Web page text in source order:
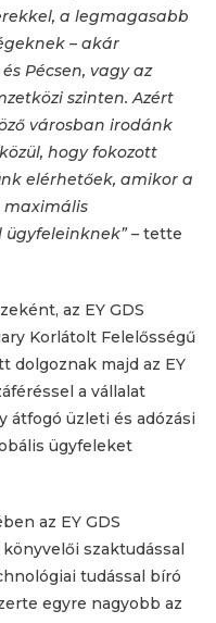
a legmagasabb
– akár
Pécsen, vagy az
szinten. Azért
városban irodánk
hogy fokozott
elérhetőek, amikor a
maximális
– tette
az EY GDS
Korlátolt Felelősségű
dolgoznak majd az EY
a vállalat
átfogó üzleti és adózási
ügyfeleket
az EY GDS
szaktudással
tudással bíró
egyre nagyobb az